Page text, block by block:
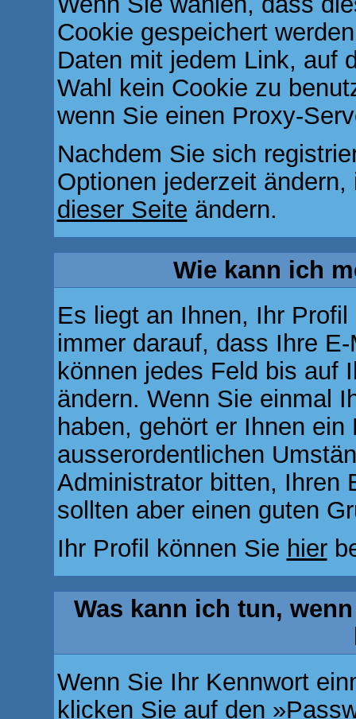
Cookie gespeichert
Daten mit jedem Link, auf
Wahl kein Cookie zu
wenn Sie einen Proxy-
Nachdem Sie sich
Optionen jederzeit
dieser Seite ändern.
Wie kann ich
Es liegt an Ihnen, Ihr
immer darauf, dass Ihre
können jedes Feld bis auf
ändern. Wenn Sie einmal
haben, gehört er Ihnen ein
ausserordentlichen
Administrator bitten, Ihren
sollten aber einen guten
Ihr Profil können Sie hier
Was kann ich tun,
Wenn Sie Ihr Kennwort
klicken Sie auf den »